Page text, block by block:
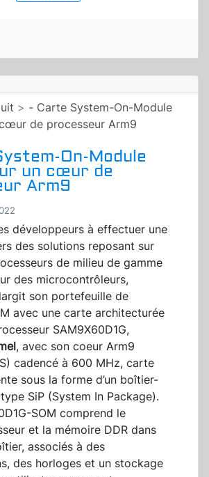
> - Carte System-On-Module
de processeur Arm9
On-Module
un cœur de
Arm9
développeurs à effectuer une
des solutions reposant sur
de milieu de gamme
des microcontrôleurs,
son portefeuille de
avec une carte architecturée
SAM9X60D1G,
, avec son coeur Arm9
cadencé à 600 MHz, carte
sous la forme d’un boîtier-
SiP (System In Package).
SOM comprend le
et la mémoire DDR dans
associés à des
des horloges et un stockage